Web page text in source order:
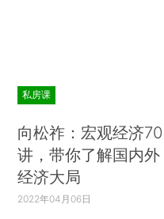
私房课
向松祚：宏观经济70
讲，带你了解国内外
经济大局
2022年04月06日